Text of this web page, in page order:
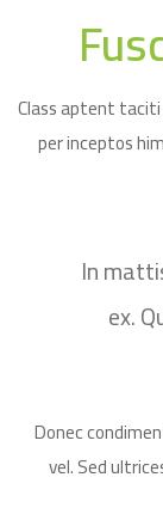
Class aptent
per inceptos
“In
ex.
Donec
vel. Sed